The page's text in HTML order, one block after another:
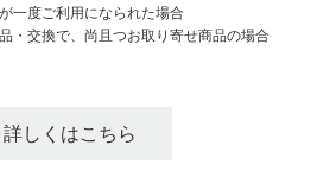
一度ご利用になられた場合
・交換で、尚且つお取り寄せ商品の場合
詳しくはこちら